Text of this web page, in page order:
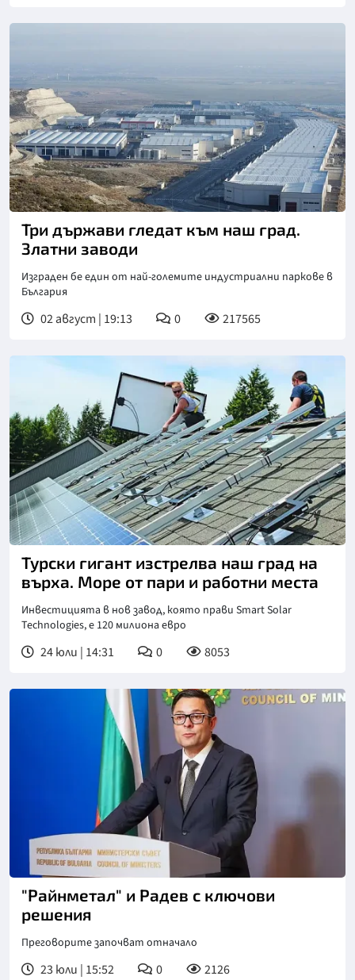
Три държави гледат към наш град.
Златни заводи
Изграден бе един от най-големите индустриални паркове в
България
02 август | 19:13 0 217565
Турски гигант изстрелва наш град на
върха. Море от пари и работни места
Инвестицията в нов завод, която прави Ѕmаrt Ѕоlаr
Тесhnоlоgіеѕ, е 120 милиона евро
24 юли | 14:31 0 8053
"Райнметал" и Радев с ключови
решения
Преговорите започват отначало
23 юли | 15:52 0 2126